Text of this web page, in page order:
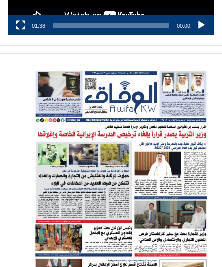
00:00
01:38